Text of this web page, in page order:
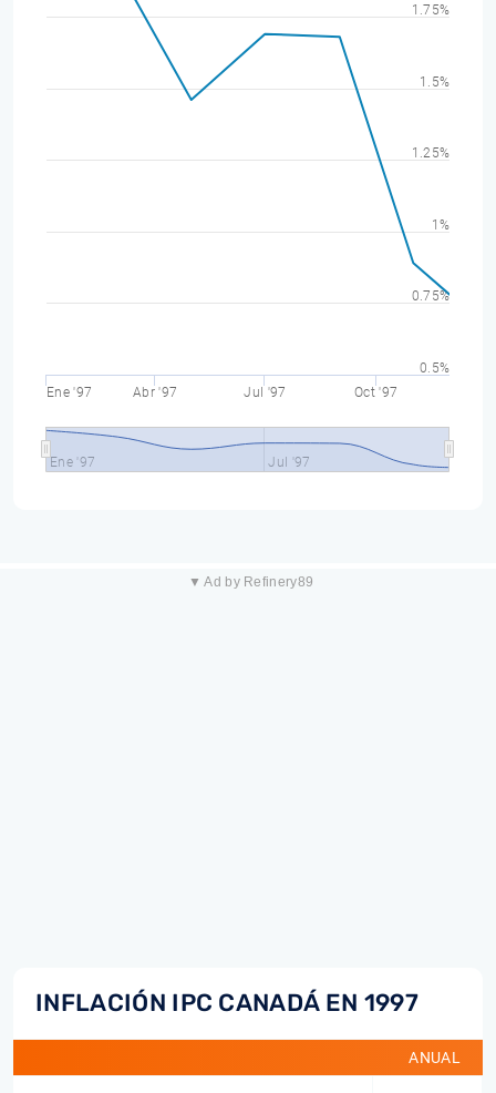
Ene '97 Abr '97 Jul '97 Oct '97
Ene '97 Jul '97
0.5%
0.75%
1%
1.25%
1.5%
1.75%
▼ Ad by Refinery89
INFLACIÓN IPC CANADÁ EN 1997
ANUAL